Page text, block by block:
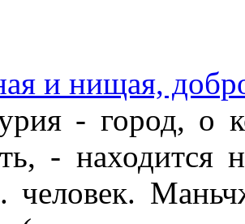
и нищая,
- город, о
- находится
человек.